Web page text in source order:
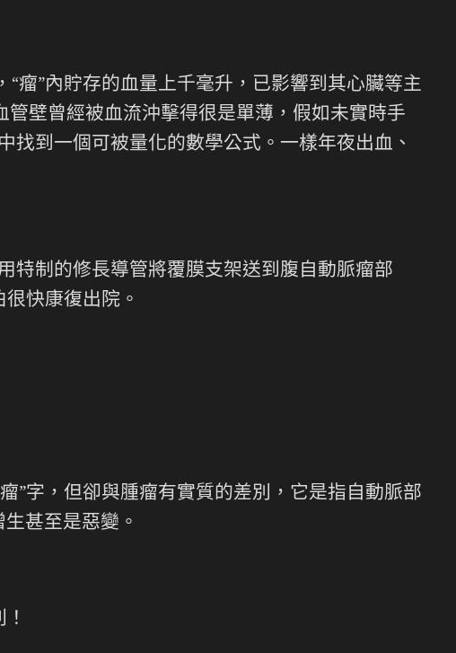
瘤”內貯存的血量上千毫升，已影響到其心臟等主
壁曾經被血流沖擊得很是單薄，假如未實時手
到一個可被量化的數學公式。一樣年夜出血、
特制的修長導管將覆膜支架送到腹自動脈瘤部
快康復出院。
”字，但卻與腫瘤有實質的差別，它是指自動脈部
生甚至是惡變。